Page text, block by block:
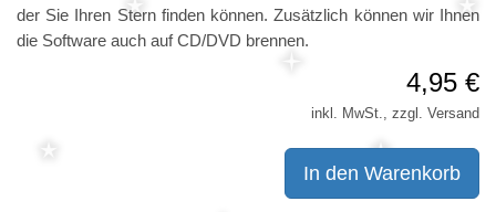
der Sie Ihren Stern finden können. Zusätzlich können wir Ihnen
die Software auch auf CD/DVD brennen.
4,95 €
inkl. MwSt., zzgl. Versand
In den Warenkorb